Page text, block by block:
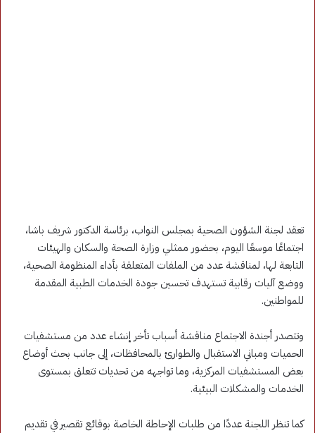
تعقد لجنة الشؤون الصحية بمجلس النواب، برئاسة الدكتور شريف باشا،
اجتماعًا موسعًا اليوم، بحضور ممثلي وزارة الصحة والسكان والهيئات
التابعة لها، لمناقشة عدد من الملفات المتعلقة بأداء المنظومة الصحية،
ووضع آليات رقابية تستهدف تحسين جودة الخدمات الطبية المقدمة
للمواطنين.
وتتصدر أجندة الاجتماع مناقشة أسباب تأخر إنشاء عدد من مستشفيات
الحميات ومباني الاستقبال والطوارئ بالمحافظات، إلى جانب بحث أوضاع
بعض المستشفيات المركزية، وما تواجهه من تحديات تتعلق بمستوى
الخدمات والمشكلات البيئية.
كما تنظر اللجنة عددًا من طلبات الإحاطة الخاصة بوقائع تقصير في تقديم